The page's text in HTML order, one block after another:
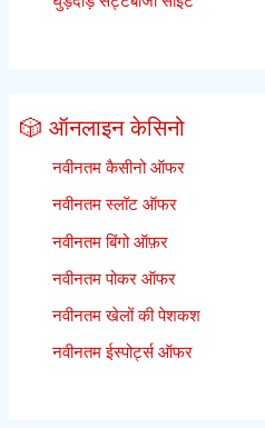
🎲 ऑनलाइन केसिनो
नवीनतम कैसीनो ऑफर
नवीनतम स्लॉट ऑफर
नवीनतम बिंगो ऑफ़र
नवीनतम पोकर ऑफर
नवीनतम खेलों की पेशकश
नवीनतम ईस्पोर्ट्स ऑफर